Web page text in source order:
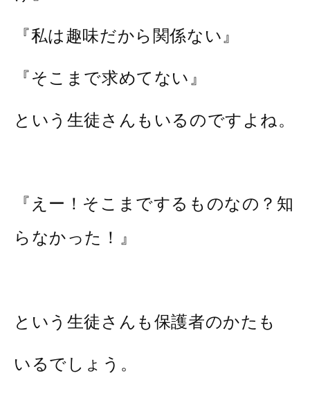
『私は趣味だから関係ない』
『そこまで求めてない』
という生徒さんもいるのですよね。
『えー！そこまでするものなの？知
らなかった！』
という生徒さんも保護者のかたも
いるでしょう。